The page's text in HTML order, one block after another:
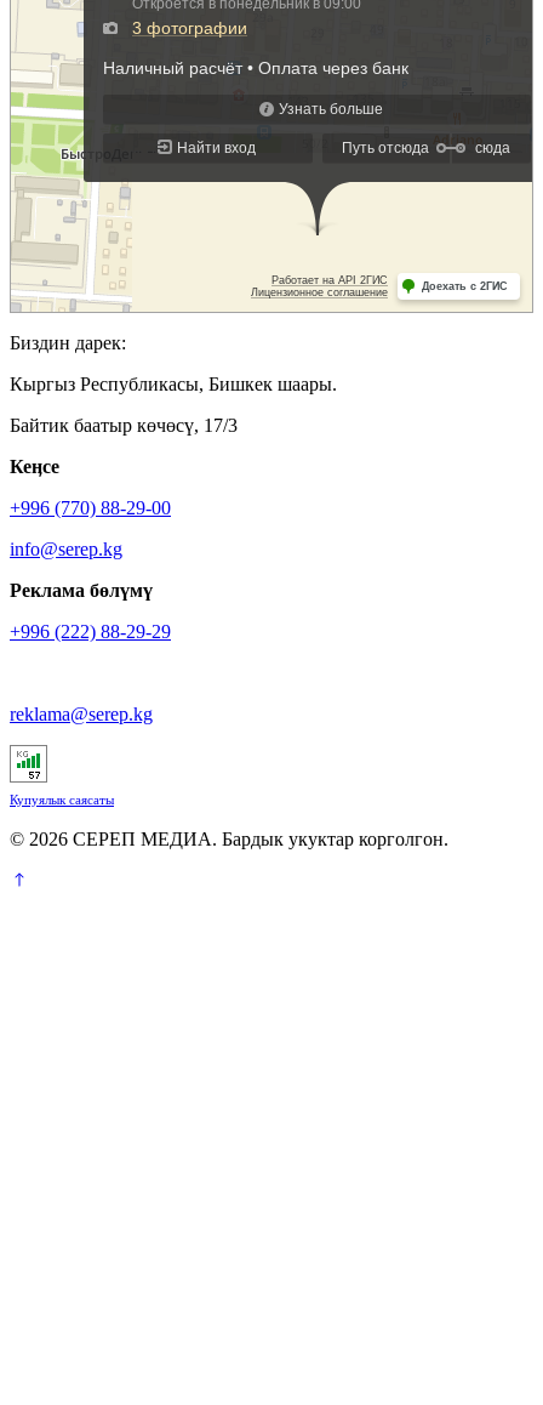
Биздин дарек:
Кыргыз Республикасы, Бишкек шаары.
Байтик баатыр көчөсү, 17/3
Кеӊсе
+996 (770) 88-29-00
info@serep.kg
Реклама бөлүмү
+996 (222) 88-29-29
reklama@serep.kg
Купуялык саясаты
© 2026 СЕРЕП МЕДИА. Бардык укуктар корголгон.